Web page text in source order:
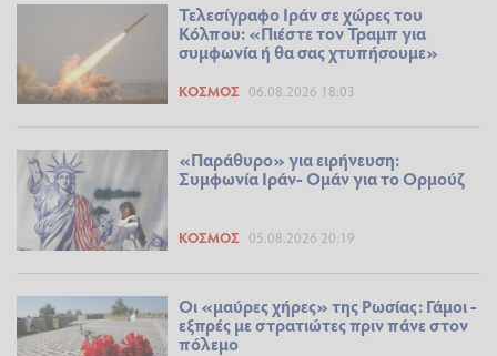
Τελεσίγραφο Ιράν σε χώρες του
Κόλπου: «Πιέστε τον Τραμπ για
συμφωνία ή θα σας χτυπήσουμε»
ΚΌΣΜΟΣ 06.08.2026 18:03
«Παράθυρο» για ειρήνευση:
Συμφωνία Ιράν- Ομάν για το Ορμούζ
ΚΌΣΜΟΣ 05.08.2026 20:19
Οι «μαύρες χήρες» της Ρωσίας: Γάμοι -
εξπρές με στρατιώτες πριν πάνε στον
πόλεμο